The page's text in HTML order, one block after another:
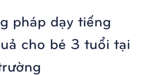
pháp dạy tiếng
cho bé 3 tuổi tại